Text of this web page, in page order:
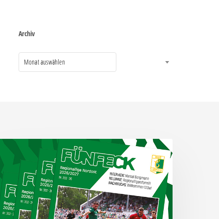
Archiv
Monat auswählen
Nr.
Spiel
gegen